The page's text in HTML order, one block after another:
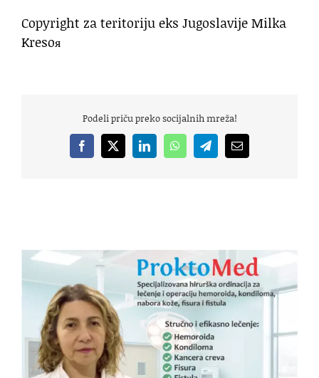
Copyright za teritoriju eks Jugoslavije Milka
Kresoя
Podeli priču preko socijalnih mreža!
Facebook
X LinkedInWhatsAppTelegramEmail